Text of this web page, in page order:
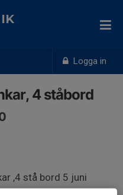
Logga in
4 ståbord
,4 stå bord 5 juni